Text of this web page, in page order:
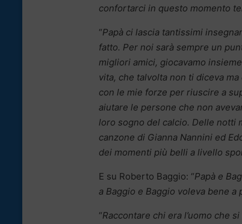
confortarci in questo momento
“Papà ci lascia tantissimi
fatto. Per noi sarà sempre un
migliori amici, giocavamo
vita, che talvolta non ti diceva
con le mie forze per riuscire a
aiutare le persone che non
loro sogno del calcio. Delle notti
canzone di Gianna Nannini ed
dei momenti più belli a livello
E su Roberto Baggio: “Papà e
a Baggio e Baggio voleva bene a
“Raccontare chi era l’uomo che